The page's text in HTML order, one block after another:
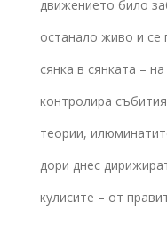
движението било
останало живо и се
сянка в сянката –
контролира
теории,
дори днес
кулисите – от